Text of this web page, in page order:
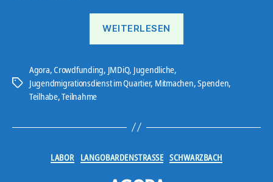
WEITERLESEN
Schlagwörter
Agora,Crowdfunding, JMDiQ, Jugendliche,
Jugendmigrationsdienst im Quartier, Mitmachen,Spenden,
Teilhabe,Teilnahme
Kategorien
LABOR LANGOBARDENSTRASSE SCHWARZBACH